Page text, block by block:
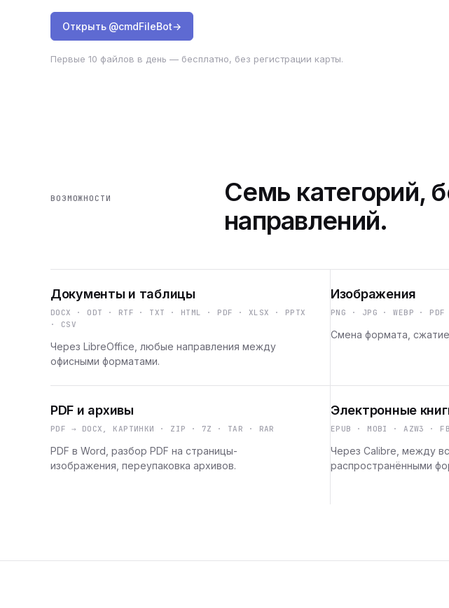
Открыть @cmdFileBot→
Первые 10 файлов в день — бесплатно, без регистрации карты.
ВОЗМОЖНОСТИ
Семь категорий,
направлений.
Документы и таблицы
DOCX · ODT · RTF · TXT · HTML · PDF · XLSX · PPTX
· CSV
Через LibreOffice, любые направления между
офисными форматами.
Изображения
PNG · JPG · WEBP · PDF
Смена формата,
PDF и архивы
PDF → DOCX, КАРТИНКИ · ZIP · 7Z · TAR · RAR
PDF в Word, разбор PDF на страницы-
изображения, переупаковка архивов.
Электронные
EPUB · MOBI · AZW3 ·
Через Calibre, между
распространёнными